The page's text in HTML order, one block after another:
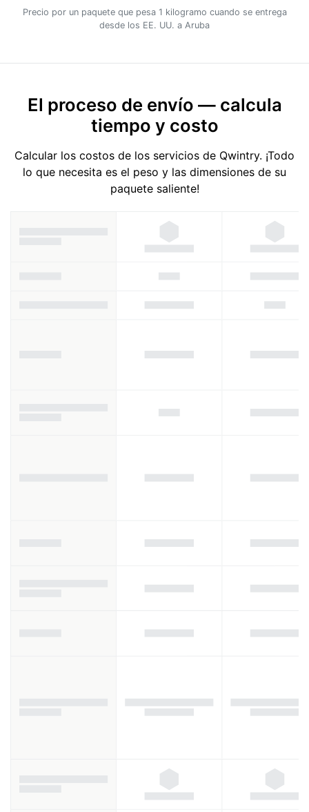
Precio por un paquete que pesa 1 kilogramo cuando se entrega
desde los EE. UU. a Aruba
El proceso de envío — calcula
tiempo y costo
Calcular los costos de los servicios de Qwintry. ¡Todo
lo que necesita es el peso y las dimensiones de su
paquete saliente!